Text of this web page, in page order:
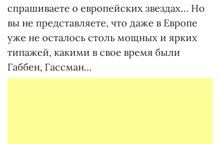
спрашиваете о европейских звездах… Но
вы не представляете, что даже в Европе
уже не осталось столь мощных и ярких
типажей, какими в свое время были
Габбен, Гассман…